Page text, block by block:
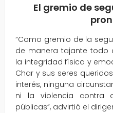
El gremio de
“Como gremio de la
de manera tajante todo
la integridad física y
Char y sus seres
interés, ninguna
ni la violencia contra
públicas”, advirtió el